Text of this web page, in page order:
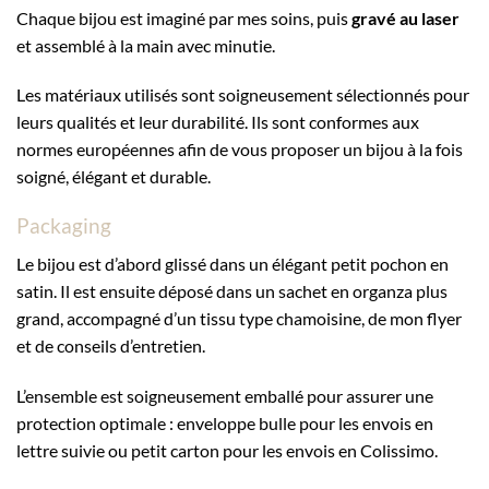
Chaque bijou est imaginé par mes soins, puisgravé au laser
et assemblé à la main avec minutie.
Les matériaux utilisés sont soigneusement sélectionnés pour
leurs qualités et leur durabilité. Ils sont conformes aux
normes européennes afin de vous proposer un bijou à la fois
soigné, élégant et durable.
Packaging
Le bijou est d’abord glissé dans un élégant petit pochon en
satin. Il est ensuite déposé dans un sachet en organza plus
grand, accompagné d’un tissu type chamoisine, de mon flyer
et de conseils d’entretien.
L’ensemble est soigneusement emballé pour assurer une
protection optimale : enveloppe bulle pour les envois en
lettre suivie ou petit carton pour les envois en Colissimo.